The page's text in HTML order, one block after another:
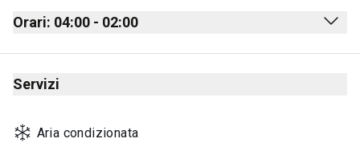
Orari: 04:00 - 02:00
Monday 04:00 - 02:00
Tuesday
Thursday
Servizi
Aria condizionata